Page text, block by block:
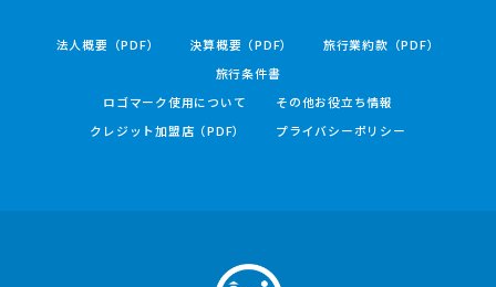
法人概要（PDF） 決算概要（PDF）
旅行業約款（PDF）
旅行条件書
ロゴマーク使用について
その他お役立ち情報
クレジット加盟店（PDF）
プライバシーポリシー